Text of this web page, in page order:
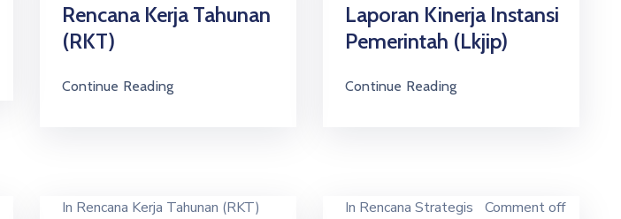
Rencana Kerja Tahunan
(RKT)
Continue Reading
Laporan Kinerja Instansi
Pemerintah (Lkjip)
Continue Reading
In Rencana Kerja Tahunan (RKT)
In Rencana Strategis Comment off